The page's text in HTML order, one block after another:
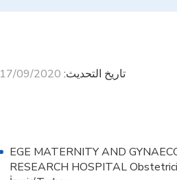
تاريخ التحديث: 17/09/2020
EGE MATERNITY AND
RESEARCH HOSPITAL